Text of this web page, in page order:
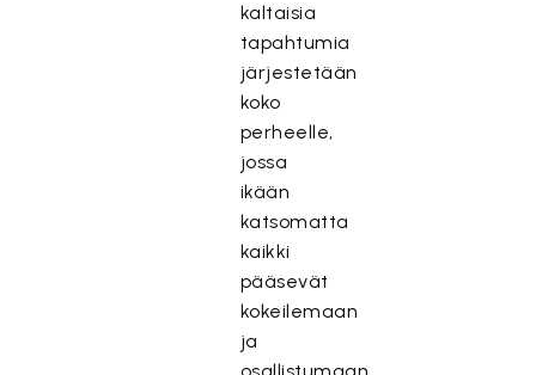
kaltaisia
tapahtumia
järjestetään
koko
perheelle,
jossa
ikään
katsomatta
kaikki
pääsevät
kokeilemaan
ja